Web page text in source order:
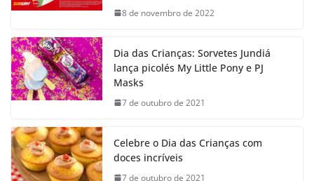
8 de novembro de 2022
Dia das Crianças: Sorvetes Jundiá
lança picolés My Little Pony e PJ
Masks
7 de outubro de 2021
Celebre o Dia das Crianças com
doces incríveis
7 de outubro de 2021